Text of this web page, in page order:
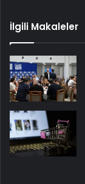
İlgili Makaleler